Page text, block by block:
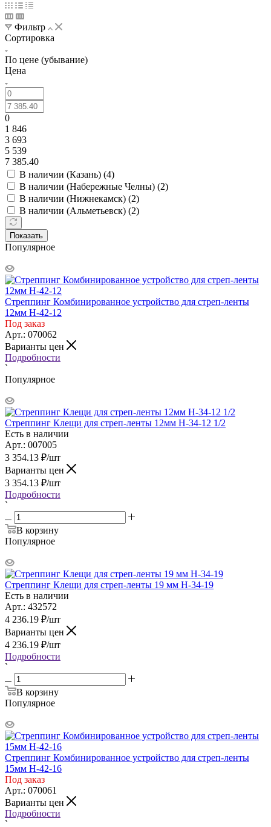
Фильтр
Сортировка
По цене (убывание)
Цена
0
1 846
3 693
5 539
7 385.40
В наличии (Казань) (4)
В наличии (Набережные Челны) (2)
В наличии (Нижнекамск) (2)
В наличии (Альметьевск) (2)
Показать
Популярное
Стреппинг Комбинированное устройство для стреп-ленты
12мм H-42-12
Под заказ
Арт.: 070062
Варианты цен
Подробности
`
Популярное
Стреппинг Клещи для стреп-ленты 12мм Н-34-12 1/2
Есть в наличии
Арт.: 007005
3 354.13 ₽/шт
Варианты цен
3 354.13 ₽/шт
Подробности
`
В корзину
Популярное
Стреппинг Клещи для стреп-ленты 19 мм Н-34-19
Есть в наличии
Арт.: 432572
4 236.19 ₽/шт
Варианты цен
4 236.19 ₽/шт
Подробности
`
В корзину
Популярное
Стреппинг Комбинированное устройство для стреп-ленты
15мм H-42-16
Под заказ
Арт.: 070061
Варианты цен
Подробности
`